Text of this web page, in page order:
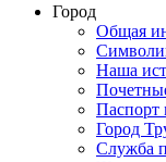
Город
Общая
Наша
Паспорт
Город
Служба